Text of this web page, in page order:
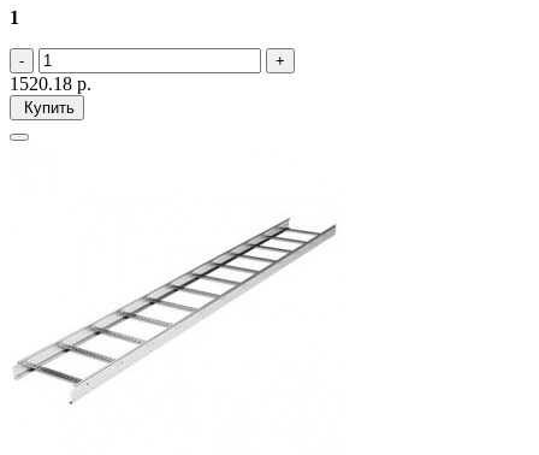
1
1520.18 р.
Купить